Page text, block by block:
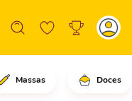
Massas Doces